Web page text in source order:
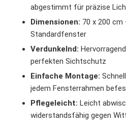
abgestimmt für präzise
Dimensionen: 70 x 200 cm
Standardfenster
Verdunkelnd:
perfekten Sichtschutz
Einfache Montage:
jedem Fensterrahmen
Pflegeleicht: Leicht
widerstandsfähig gegen